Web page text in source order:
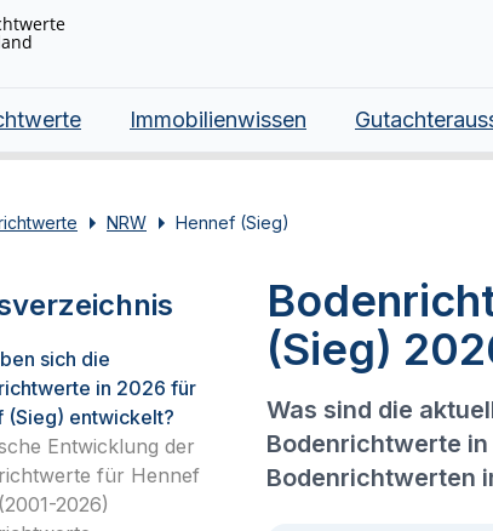
Immobilienwissen
NRW Hennef (Sieg)
sich die
in 2026 für
(Sieg) entwickelt?
Entwicklung der
für Hennef
2026)
(Sieg)
Was sind die
Bodenrichtwerte
Bodenrichtwerten